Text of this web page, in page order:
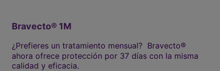
Bravecto® 1M
¿Prefieres un tratamiento mensual? Bravecto®
ahora ofrece protección por 37 días con la misma
calidad y eficacia.